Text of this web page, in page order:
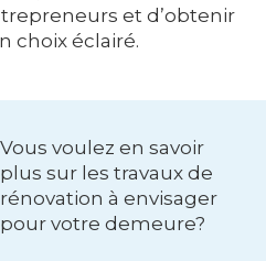
et d’obtenir
choix éclairé.
Vous voulez en savoir
plus sur les travaux de
rénovation à envisager
pour votre demeure?